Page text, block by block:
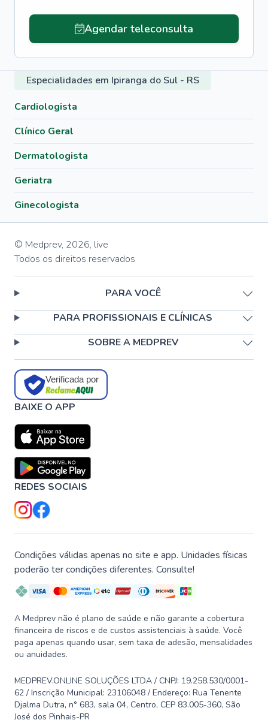
Agendar teleconsulta
Especialidades em Ipiranga do Sul - RS
Cardiologista
Clínico Geral
Dermatologista
Geriatra
Ginecologista
© Medprev, 2026, live
Todos os direitos reservados
PARA VOCÊ
PARA PROFISSIONAIS E CLÍNICAS
SOBRE A MEDPREV
Verificada por
BAIXE O APP
REDES SOCIAIS
Condições válidas apenas no site e app. Unidades físicas
poderão ter condições diferentes. Consulte!
A Medprev não é plano de saúde e não garante a cobertura
financeira de riscos e de custos assistenciais à saúde. Você
paga apenas quando usar, sem taxa de adesão, mensalidades
ou anuidades.
MEDPREV.ONLINE SOLUÇÕES LTDA / CNPJ: 19.258.530/0001-
62 / Inscrição Municipal: 23106048 / Endereço: Rua Tenente
Djalma Dutra, n° 683, sala 04, Centro, CEP 83.005-360, São
José dos Pinhais-PR